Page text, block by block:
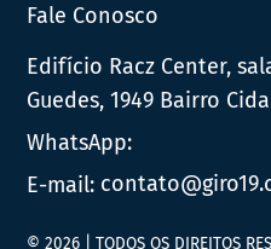
Fale Conosco
Edifício Racz Center,
Guedes, 1949 Bairro
WhatsApp:
E-mail:
© 2026 | TODOS OS DIREITOS